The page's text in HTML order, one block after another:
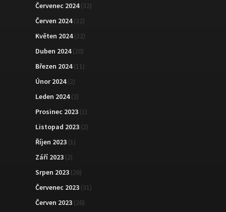
Červenec 2024(32)
Červen 2024(32)
Květen 2024(32)
Duben 2024(20)
Březen 2024(11)
Únor 2024(2)
Leden 2024(2)
Prosinec 2023 (1)
Listopad 2023 (2)
Říjen 2023 (1)
Září 2023 (2)
Srpen 2023 (26)
Červenec 2023 (31)
Červen 2023 (26)